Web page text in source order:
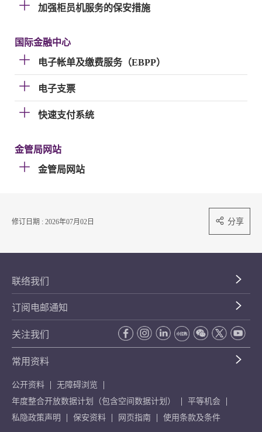
加强柜员机服务的保安措施
国际金融中心
电子帐单及缴费服务（EBPP）
电子支票
快速支付系统
金管局网站
金管局网站
修订日期 : 2026年07月02日 分享
联络我们
订阅电邮通知
关注我们
常用资料
公开资料
无障碍浏览
年度整合开放数据计划（包含空间数据计划）
平等机会
私隐政策声明
保安资料 网页指南 使用条款及条件